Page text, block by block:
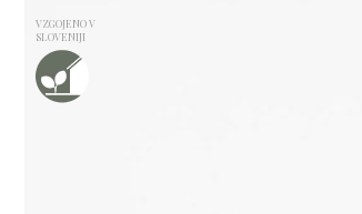
VZGOJENO V
SLOVENIJI